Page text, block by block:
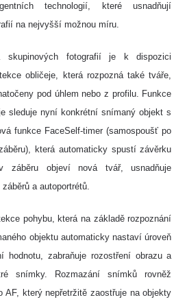
technologií, které usnadňují
na nejvyšší možnou míru.
skupinových fotografií je k dispozici
obličeje, která rozpozná také tváře,
pod úhlem nebo z profilu. Funkce
sleduje nyní konkrétní snímaný objekt s
funkce FaceSelf-timer (samospoušť po
která automaticky spustí závěrku
objeví nová tvář, usnadňuje
a autoportrétů.
pohybu, která na základě rozpoznání
objektu automaticky nastaví úroveň
hodnotu, zabraňuje rozostření obrazu a
snímky. Rozmazání snímků rovněž
AF, který nepřetržitě zaostřuje na objekty